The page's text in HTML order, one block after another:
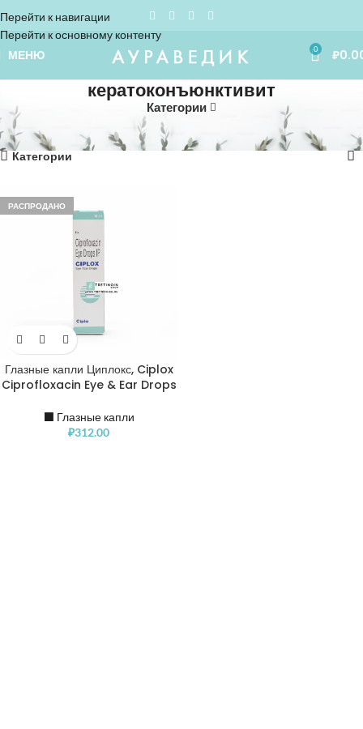
Перейти к навигации
Перейти к основному контенту
МЕНЮ 0 ₽
кератоконъюнктивит
Категории
Home кератоконъюнктивит Отображение единственного товара
Категории
РАСПРОДАНО
Глазные капли Циплокс, Ciplox
Ciprofloxacin Eye & Ear Drops
⬛️ Глазные капли
₽312.00